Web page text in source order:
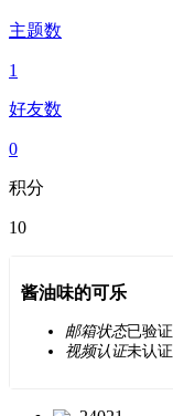
主题数
1
好友数
0
积分
10
酱油味的可乐
邮箱状态已验证
视频认证未认证